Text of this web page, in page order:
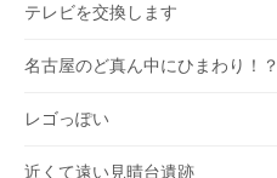
テレビを交換します
名古屋のど真ん中にひまわり！？
レゴっぽい
近くて遠い見晴台遺跡